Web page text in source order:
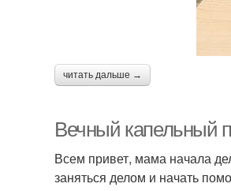
читать дальше →
Вечный капельный
Всем привет, мама начала
заняться делом и начать